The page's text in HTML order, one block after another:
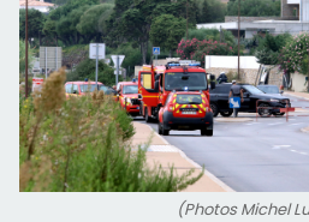
(Photos Michel